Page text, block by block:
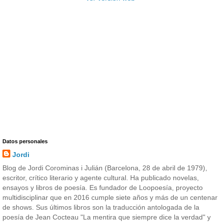
Datos personales
Jordi
Blog de Jordi Corominas i Julián (Barcelona, 28 de abril de 1979),
escritor, crítico literario y agente cultural. Ha publicado novelas,
ensayos y libros de poesía. Es fundador de Loopoesía, proyecto
multidisciplinar que en 2016 cumple siete años y más de un centenar
de shows. Sus últimos libros son la traducción antologada de la
poesía de Jean Cocteau "La mentira que siempre dice la verdad" y